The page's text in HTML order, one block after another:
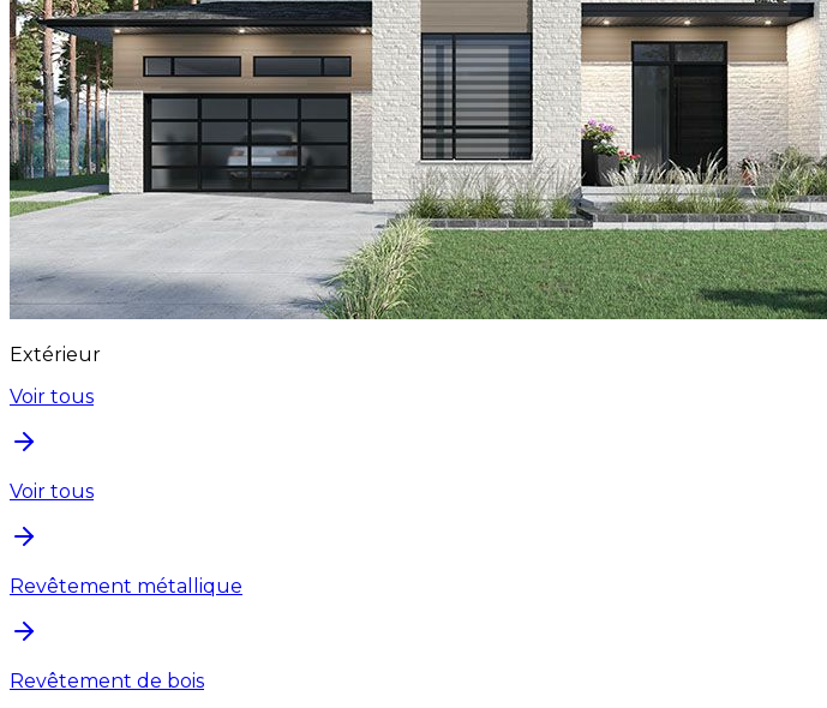
Extérieur
Voir tous
Voir tous
Revêtement métallique
Revêtement de bois